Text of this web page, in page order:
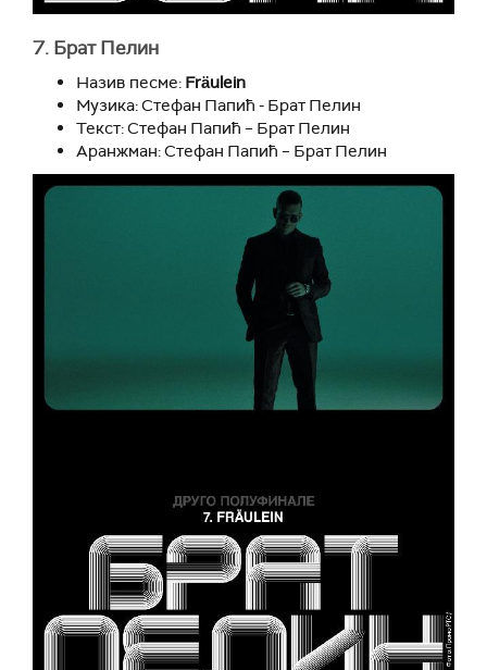
7. Брат Пелин
Назив песме: Fräulein
Музика: Стефан Папић - Брат Пелин
Текст: Стефан Папић – Брат Пелин
Аранжман: Стефан Папић – Брат Пелин